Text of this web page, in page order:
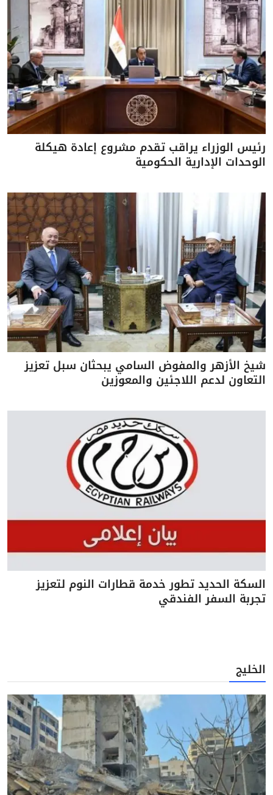
رئيس الوزراء يراقب تقدم مشروع إعادة هيكلة
الوحدات الإدارية الحكومية
شيخ الأزهر والمفوض السامي يبحثان سبل تعزيز
التعاون لدعم اللاجئين والمعوزين
السكة الحديد تطور خدمة قطارات النوم لتعزيز
تجربة السفر الفندقي
الخليج